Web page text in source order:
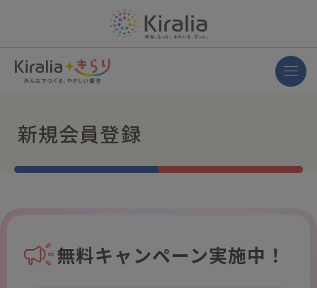
新規会員登録
無料キャンペーン実施中！